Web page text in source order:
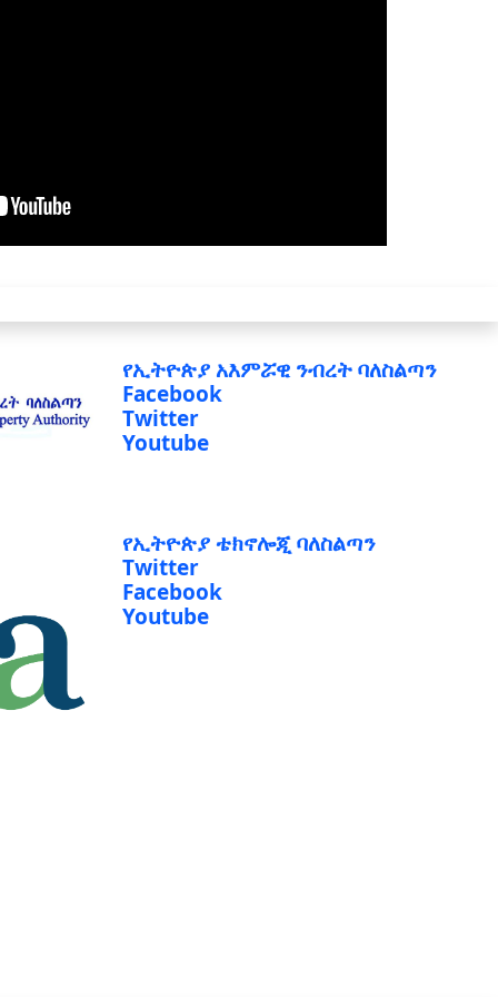
የኢትዮጵያ አእምሯዊ ንብረት ባለስልጣን
Facebook
Twitter
Youtube
የኢትዮጵያ ቴክኖሎጂ ባለስልጣን
Twitter
Facebook
Youtube